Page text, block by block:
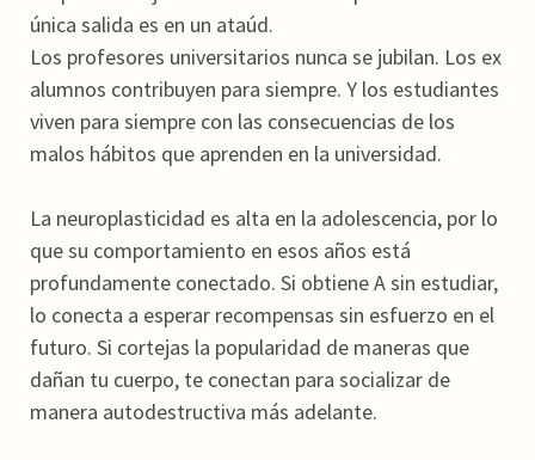
única salida es en un ataúd.
Los profesores universitarios nunca se jubilan. Los ex
alumnos contribuyen para siempre. Y los estudiantes
viven para siempre con las consecuencias de los
malos hábitos que aprenden en la universidad.
La neuroplasticidad es alta en la adolescencia, por lo
que su comportamiento en esos años está
profundamente conectado. Si obtiene A sin estudiar,
lo conecta a esperar recompensas sin esfuerzo en el
futuro. Si cortejas la popularidad de maneras que
dañan tu cuerpo, te conectan para socializar de
manera autodestructiva más adelante.